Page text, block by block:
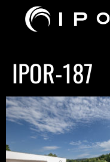
IPOR-187